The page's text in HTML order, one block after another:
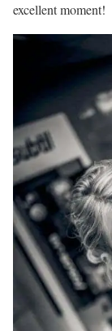
excellent moment!